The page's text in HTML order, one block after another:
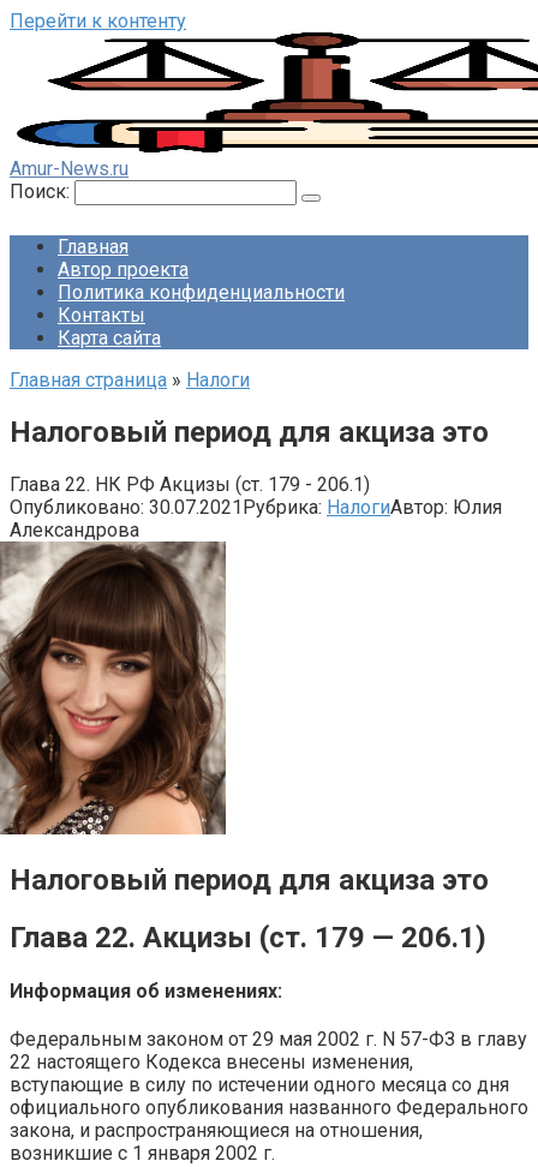
Перейти к контенту
Amur-News.ru
Поиск:
Главная
Автор проекта
Политика конфиденциальности
Контакты
Карта сайта
Главная страница » Налоги
Налоговый период для акциза это
Глава 22. НК РФ Акцизы (ст. 179 - 206.1)
Опубликовано: 30.07.2021Рубрика: НалогиАвтор: Юлия
Александрова
Налоговый период для акциза это
Глава 22. Акцизы (ст. 179 — 206.1)
Информация об изменениях:
Федеральным законом от 29 мая 2002 г. N 57-ФЗ в главу
22 настоящего Кодекса внесены изменения,
вступающие в силу по истечении одного месяца со дня
официального опубликования названного Федерального
закона, и распространяющиеся на отношения,
возникшие с 1 января 2002 г.